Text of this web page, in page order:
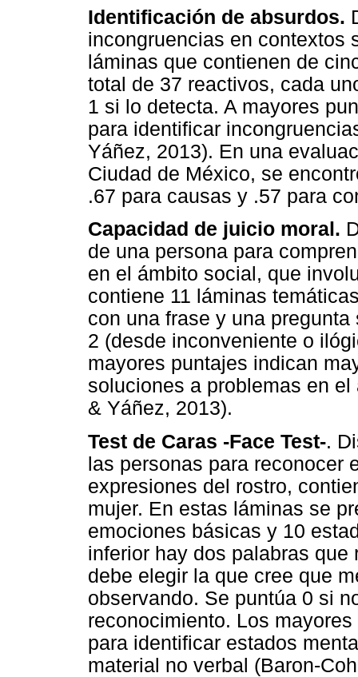
Identificación de absurdos.
incongruencias en contextos
láminas que contienen de
total de 37 reactivos, cada
1 si lo detecta. A mayores
para identificar
Yáñez, 2013). En una
Ciudad de México, se
.67 para causas y .57 para
Capacidad de juicio moral.
de una persona para
en el ámbito social, que
contiene 11 láminas
con una frase y una
2 (desde inconveniente o
mayores puntajes indican
soluciones a problemas en
& Yáñez, 2013).
Test de Caras -Face Test-.
las personas para reconocer
expresiones del rostro,
mujer. En estas láminas se
emociones básicas y 10
inferior hay dos palabras
debe elegir la que cree que
observando. Se puntúa 0 si
reconocimiento. Los
para identificar estados
material no verbal (Baron-